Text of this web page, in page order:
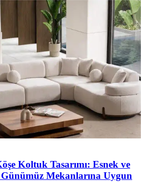
Koltuk Tasarımı: Esnek ve
Mekanlarına Uygun